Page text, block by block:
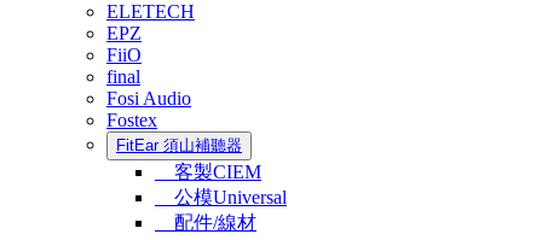
ELETECH
EPZ
FiiO
final
Fosi Audio
Fostex
FitEar 須山補聽器
客製CIEM
公模Universal
配件/線材